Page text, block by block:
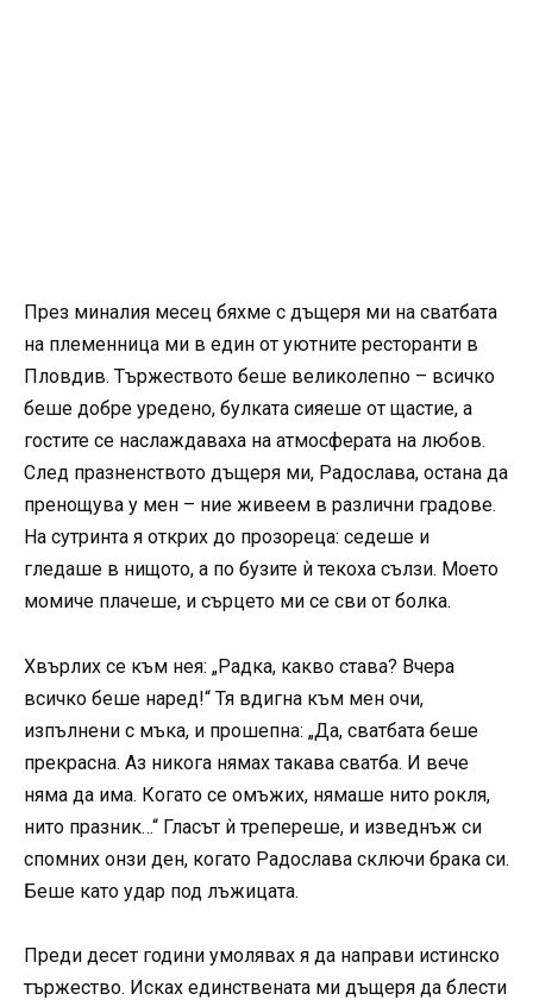
През миналия месец бяхме с дъщеря ми на сватбата
на племенница ми в един от уютните ресторанти в
Пловдив. Тържеството беше великолепно – всичко
беше добре уредено, булката сияеше от щастие, а
гостите се наслаждаваха на атмосферата на любов.
След празненството дъщеря ми, Радослава, остана да
пренощува у мен – ние живеем в различни градове.
На сутринта я открих до прозореца: седеше и
гледаше в нищото, а по бузите ѝ текоха сълзи. Моето
момиче плачеше, и сърцето ми се сви от болка.
Хвърлих се към нея: „Радка, какво става? Вчера
всичко беше наред!“ Тя вдигна към мен очи,
изпълнени с мъка, и прошепна: „Да, сватбата беше
прекрасна. Аз никога нямах такава сватба. И вече
няма да има. Когато се омъжих, нямаше нито рокля,
нито празник…“ Гласът ѝ трепереше, и изведнъж си
спомних онзи ден, когато Радослава сключи брака си.
Беше като удар под лъжицата.
Преди десет години умолявах я да направи истинско
тържество. Исках единствената ми дъщеря да блести